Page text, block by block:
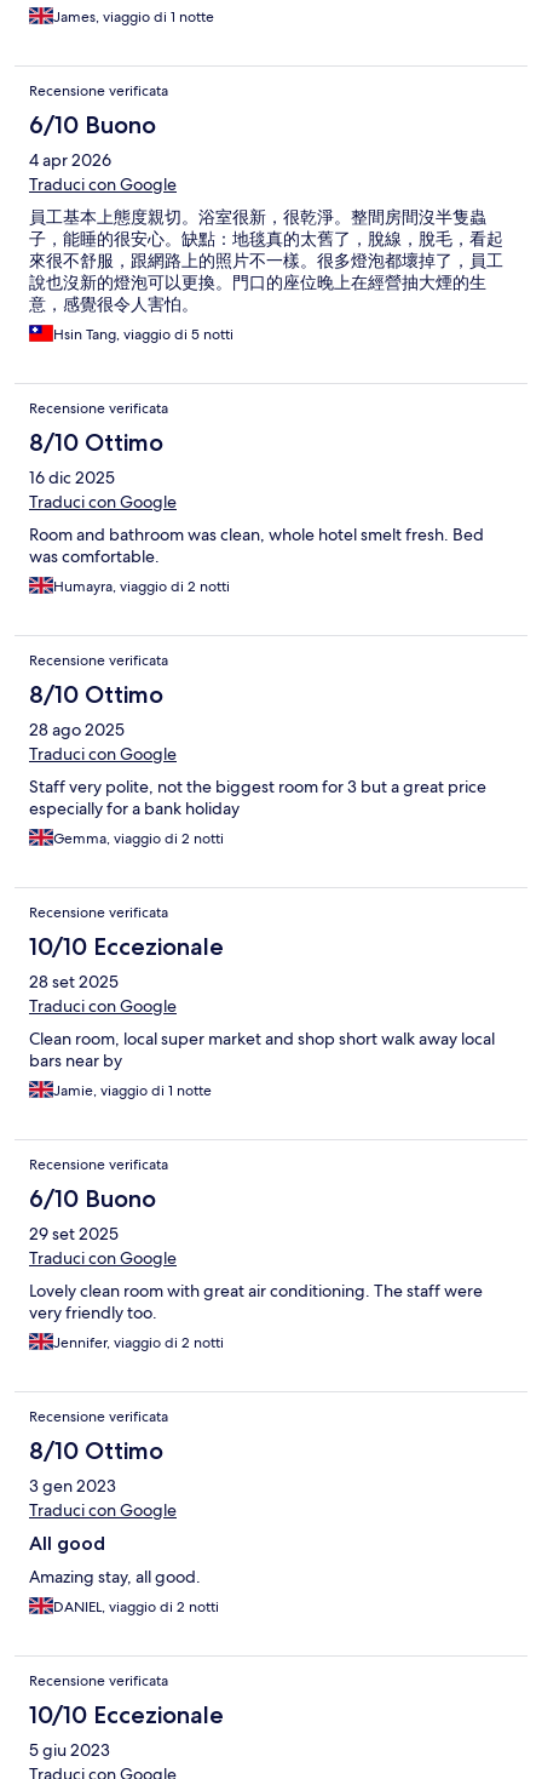
James, viaggio di 1 notte
Recensione verificata
6/10 Buono
4 apr 2026
Traduci con Google
員工基本上態度親切。浴室很新，很乾淨。整間房間沒半隻蟲
子，能睡的很安心。缺點：地毯真的太舊了，脫線，脫毛，看起
來很不舒服，跟網路上的照片不一樣。很多燈泡都壞掉了，員工
說也沒新的燈泡可以更換。門口的座位晚上在經營抽大煙的生
意，感覺很令人害怕。
Hsin Tang, viaggio di 5 notti
Recensione verificata
8/10 Ottimo
16 dic 2025
Traduci con Google
Room and bathroom was clean, whole hotel smelt fresh. Bed
was comfortable.
Humayra, viaggio di 2 notti
Recensione verificata
8/10 Ottimo
28 ago 2025
Traduci con Google
Staff very polite, not the biggest room for 3 but a great price
especially for a bank holiday
Gemma, viaggio di 2 notti
Recensione verificata
10/10 Eccezionale
28 set 2025
Traduci con Google
Clean room, local super market and shop short walk away local
bars near by
Jamie, viaggio di 1 notte
Recensione verificata
6/10 Buono
29 set 2025
Traduci con Google
Lovely clean room with great air conditioning. The staff were
very friendly too.
Jennifer, viaggio di 2 notti
Recensione verificata
8/10 Ottimo
3 gen 2023
Traduci con Google
All good
Amazing stay, all good.
DANIEL, viaggio di 2 notti
Recensione verificata
10/10 Eccezionale
5 giu 2023
Traduci con Google